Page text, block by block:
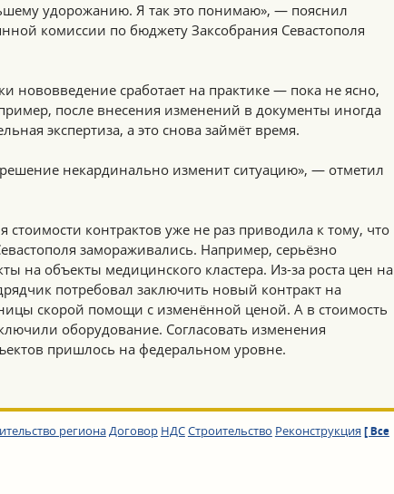
удорожанию. Я так это понимаю», — пояснил
комиссии по бюджету Заксобрания Севастополя
нововведение сработает на практике — пока не ясно,
после внесения изменений в документы иногда
экспертиза, а это снова займёт время.
решение некардинально изменит ситуацию», — отметил
контрактов уже не раз приводила к тому, что
замораживались. Например, серьёзно
на объекты медицинского кластера. Из-за роста цен на
потребовал заключить новый контракт на
скорой помощи с изменённой ценой. А в стоимость
оборудование. Согласовать изменения
пришлось на федеральном уровне.
регионаДоговор НДССтроительство Реконструкция [ Все